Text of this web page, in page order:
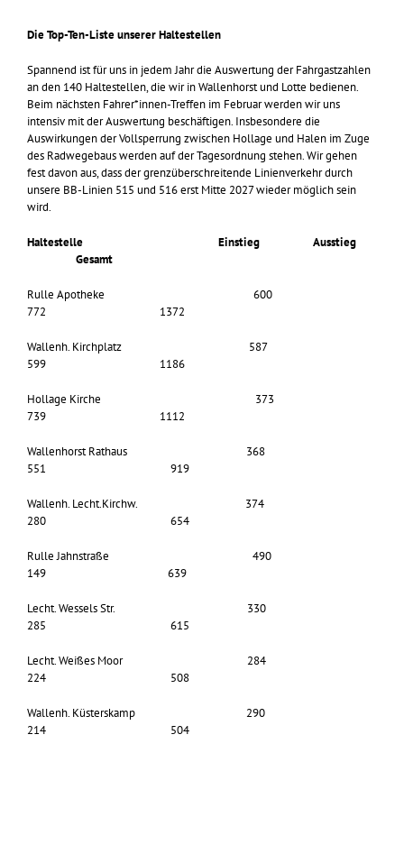
Die Top-Ten-Liste unserer Haltestellen
Spannend ist für uns in jedem Jahr die Auswertung der Fahrgastzahlen
an den 140 Haltestellen, die wir in Wallenhorst und Lotte bedienen.
Beim nächsten Fahrer*innen-Treffen im Februar werden wir uns
intensiv mit der Auswertung beschäftigen. Insbesondere die
Auswirkungen der Vollsperrung zwischen Hollage und Halen im Zuge
des Radwegebaus werden auf der Tagesordnung stehen. Wir gehen
fest davon aus, dass der grenzüberschreitende Linienverkehr durch
unsere BB-Linien 515 und 516 erst Mitte 2027 wieder möglich sein
wird.
Haltestelle Einstieg Ausstieg
Gesamt
Rulle Apotheke 600
772 1372
Wallenh. Kirchplatz 587
599 1186
Hollage Kirche 373
739 1112
Wallenhorst Rathaus 368
551 919
Wallenh. Lecht.Kirchw. 374
280 654
Rulle Jahnstraße 490
149 639
Lecht. Wessels Str. 330
285 615
Lecht. Weißes Moor 284
224 508
Wallenh. Küsterskamp 290
214 504